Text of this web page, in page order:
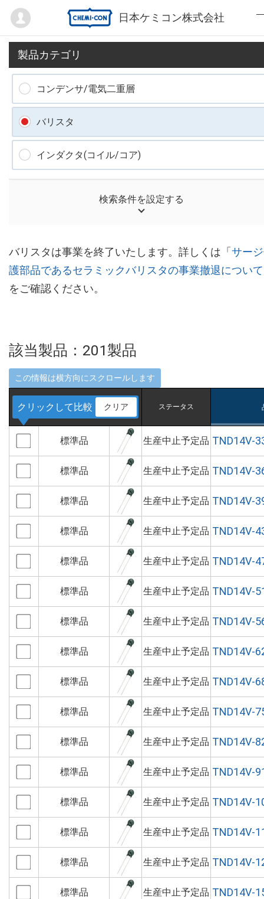
日本ケミコン株式会社
Mypage
バリスタは事業を終了いたします。詳しくは「 サー
護部品であるセラミックバリスタの事業撤退について
をご確認ください。
該当製品： 201製品
クリックして比較 クリア ステータス
標準品 生産中止予定品 TND14V-
標準品 生産中止予定品 TND14V-
標準品 生産中止予定品 TND14V-
標準品 生産中止予定品 TND14V-
標準品 生産中止予定品 TND14V-
標準品 生産中止予定品 TND14V-
標準品 生産中止予定品 TND14V-
標準品 生産中止予定品 TND14V-
標準品 生産中止予定品 TND14V-
標準品 生産中止予定品 TND14V-
標準品 生産中止予定品 TND14V-
標準品 生産中止予定品 TND14V-
標準品 生産中止予定品 TND14V-
標準品 生産中止予定品 TND14V-
標準品 生産中止予定品 TND14V-
標準品 生産中止予定品 TND14V-
製品カテゴリ
コンデンサ/電気二重層
バリスタ
インダクタ(コイル/コア)
検索条件